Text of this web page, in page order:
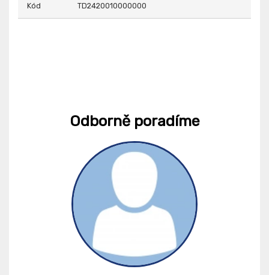
Kód TD2420010000000
Odborně poradíme